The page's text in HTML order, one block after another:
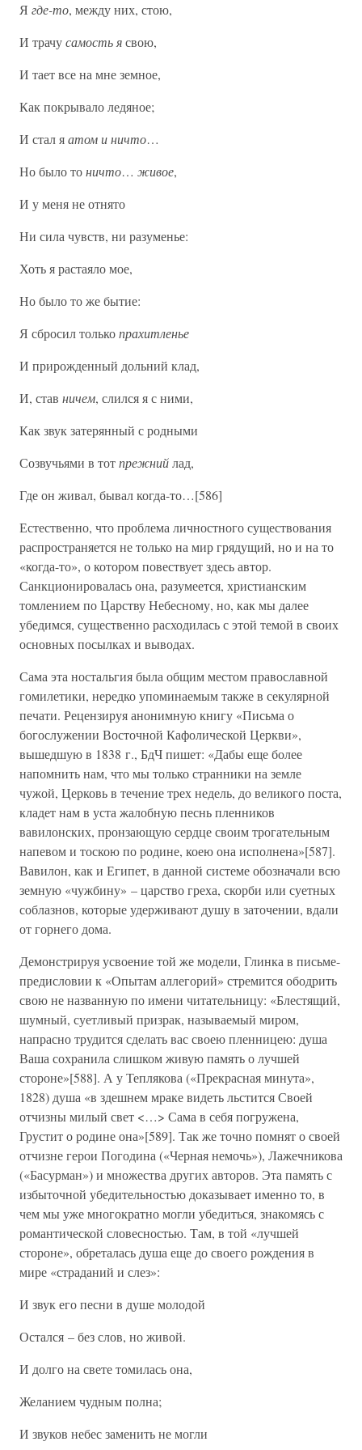
Я где-то, между них, стою,
И трачусамость ясвою,
И тает все на мне земное,
Как покрывало ледяное;
И стал яатом и ничто…
Но было тоничто… живое,
И у меня не отнято
Ни сила чувств, ни разуменье:
Хоть я растаяло мое,
Но было то же бытие:
Я сбросил толькопрахитленье
И прирожденный дольний клад,
И, став ничем, слился я с ними,
Как звук затерянный с родными
Созвучьями в тотпрежнийлад,
Где он живал, бывал когда-то…[586]
Естественно, что проблема личностного существования
распространяется не только на мир грядущий, но и на то
«когда-то», о котором повествует здесь автор.
Санкционировалась она, разумеется, христианским
томлением по Царству Небесному, но, как мы далее
убедимся, существенно расходилась с этой темой в своих
основных посылках и выводах.
Сама эта ностальгия была общим местом православной
гомилетики, нередко упоминаемым также в секулярной
печати. Рецензируя анонимную книгу «Письма о
богослужении Восточной Кафолической Церкви»,
вышедшую в 1838 г., БдЧ пишет: «Дабы еще более
напомнить нам, что мы только странники на земле
чужой, Церковь в течение трех недель, до великого поста,
кладет нам в уста жалобную песнь пленников
вавилонских, пронзающую сердце своим трогательным
напевом и тоскою по родине, коею она исполнена»[587].
Вавилон, как и Египет, в данной системе обозначали всю
земную «чужбину» – царство греха, скорби или суетных
соблазнов, которые удерживают душу в заточении, вдали
от горнего дома.
Демонстрируя усвоение той же модели, Глинка в письме-
предисловии к «Опытам аллегорий» стремится ободрить
свою не названную по имени читательницу: «Блестящий,
шумный, суетливый призрак, называемый миром,
напрасно трудится сделать вас своею пленницею: душа
Ваша сохранила слишком живую память о лучшей
стороне»[588]. А у Теплякова («Прекрасная минута»,
1828) душа «в здешнем мраке видеть льстится Своей
отчизны милый свет <…> Сама в себя погружена,
Грустит о родине она»[589]. Так же точно помнят о своей
отчизне герои Погодина («Черная немочь»), Лажечникова
(«Басурман») и множества других авторов. Эта память с
избыточной убедительностью доказывает именно то, в
чем мы уже многократно могли убедиться, знакомясь с
романтической словесностью. Там, в той «лучшей
стороне», обреталась душа еще до своего рождения в
мире «страданий и слез»:
И звук его песни в душе молодой
Остался – без слов, но живой.
И долго на свете томилась она,
Желанием чудным полна;
И звуков небес заменить не могли